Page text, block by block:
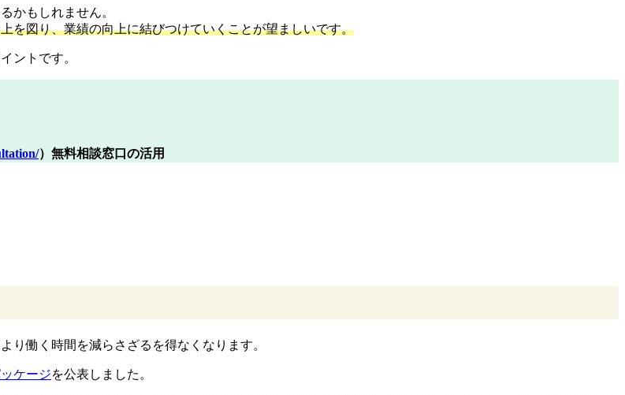
かもしれません。
を図り、業績の向上に結びつけていくことが望ましいです。
ントです。
）無料相談窓口の活用
り働く時間を減らさざるを得なくなります。
ケージを公表しました。